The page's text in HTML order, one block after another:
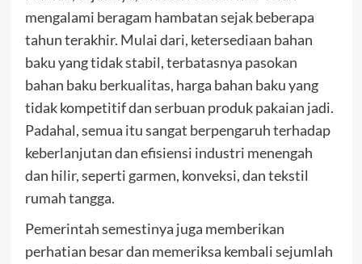
mengalami beragam hambatan sejak beberapa
tahun terakhir. Mulai dari, ketersediaan bahan
baku yang tidak stabil, terbatasnya pasokan
bahan baku berkualitas, harga bahan baku yang
tidak kompetitif dan serbuan produk pakaian jadi.
Padahal, semua itu sangat berpengaruh terhadap
keberlanjutan dan efisiensi industri menengah
dan hilir, seperti garmen, konveksi, dan tekstil
rumah tangga.
Pemerintah semestinya juga memberikan
perhatian besar dan memeriksa kembali sejumlah